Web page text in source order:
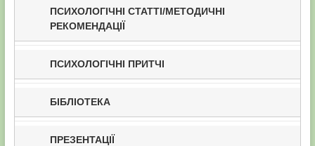
ПСИХОЛОГІЧНІ СТАТТІ/МЕТОДИЧНІ
РЕКОМЕНДАЦІЇ
ПСИХОЛОГІЧНІ ПРИТЧІ
БІБЛІОТЕКА
ПРЕЗЕНТАЦІЇ